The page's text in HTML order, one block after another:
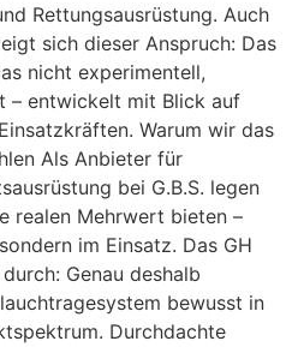
Rettungsausrüstung. Auch
sich dieser Anspruch: Das
nicht experimentell,
– entwickelt mit Blick auf
Warum wir das
Als Anbieter für
bei G.B.S. legen
realen Mehrwert bieten –
im Einsatz. Das GH
Genau deshalb
bewusst in
Durchdachte